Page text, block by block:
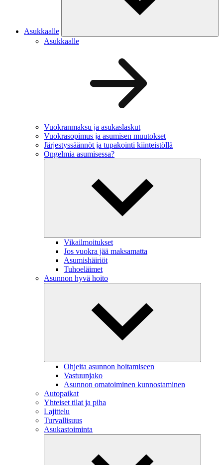
Asukkaalle
Asukkaalle
Vuokranmaksu ja asukaslaskut
Vuokrasopimus ja asumisen muutokset
Järjestyssäännöt ja tupakointi kiinteistöllä
Ongelmia asumisessa?
Vikailmoitukset
Jos vuokra jää maksamatta
Asumishäiriöt
Tuhoeläimet
Asunnon hyvä hoito
Ohjeita asunnon hoitamiseen
Vastuunjako
Asunnon omatoiminen kunnostaminen
Autopaikat
Yhteiset tilat ja piha
Lajittelu
Turvallisuus
Asukastoiminta